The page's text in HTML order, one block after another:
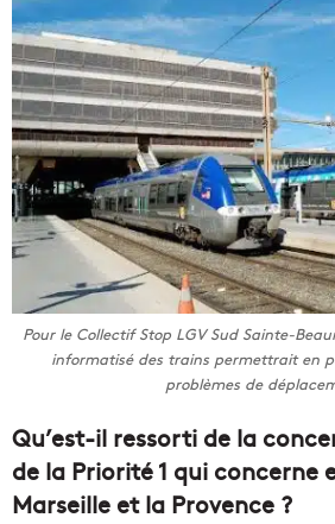
Pour le Collectif Stop LGV Sud Sainte-
informatisé des trains permettrait en
problèmes de
Qu’est-il ressorti de la
de la Priorité 1 qui concerne
Marseille et la Provence ?